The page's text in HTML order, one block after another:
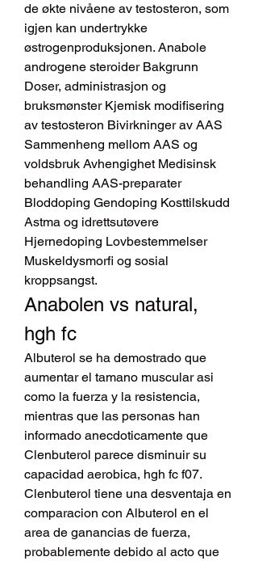
de økte nivåene av testosteron, som
igjen kan undertrykke
østrogenproduksjonen. Anabole
androgene steroider Bakgrunn
Doser, administrasjon og
bruksmønster Kjemisk modifisering
av testosteron Bivirkninger av AAS
Sammenheng mellom AAS og
voldsbruk Avhengighet Medisinsk
behandling AAS-preparater
Bloddoping Gendoping Kosttilskudd
Astma og idrettsutøvere
Hjernedoping Lovbestemmelser
Muskeldysmorfi og sosial
kroppsangst.
Anabolen vs natural,
hgh fc
Albuterol se ha demostrado que
aumentar el tamano muscular asi
como la fuerza y la resistencia,
mientras que las personas han
informado anecdoticamente que
Clenbuterol parece disminuir su
capacidad aerobica, hgh fc f07.
Clenbuterol tiene una desventaja en
comparacion con Albuterol en el
area de ganancias de fuerza,
probablemente debido al acto que